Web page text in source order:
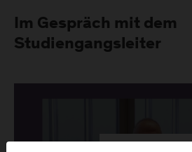
Im Gespräch mit dem
Studiengangsleiter